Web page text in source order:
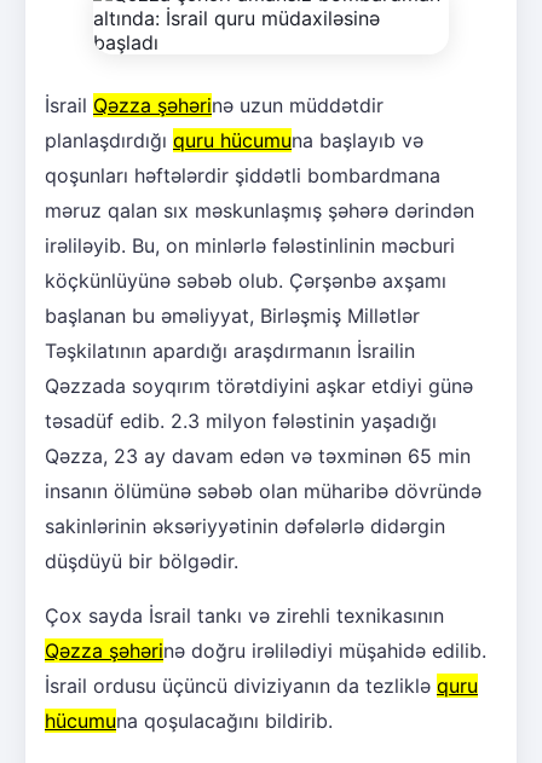
İsrail Qəzza şəhərinə uzun müddətdir
planlaşdırdığı quru hücumuna başlayıb və
qoşunları həftələrdir şiddətli bombardmana
məruz qalan sıx məskunlaşmış şəhərə dərindən
irəliləyib. Bu, on minlərlə fələstinlinin məcburi
köçkünlüyünə səbəb olub. Çərşənbə axşamı
başlanan bu əməliyyat, Birləşmiş Millətlər
Təşkilatının apardığı araşdırmanın İsrailin
Qəzzada soyqırım törətdiyini aşkar etdiyi günə
təsadüf edib. 2.3 milyon fələstinin yaşadığı
Qəzza, 23 ay davam edən və təxminən 65 min
insanın ölümünə səbəb olan müharibə dövründə
sakinlərinin əksəriyyətinin dəfələrlə didərgin
düşdüyü bir bölgədir.
Çox sayda İsrail tankı və zirehli texnikasının
Qəzza şəhərinə doğru irəlilədiyi müşahidə edilib.
İsrail ordusu üçüncü diviziyanın da tezliklə quru
hücumuna qoşulacağını bildirib.